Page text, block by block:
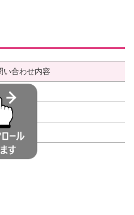
い合わせ内容
いて